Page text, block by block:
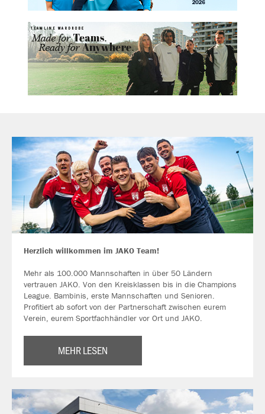
Herzlich willkommen im JAKO Team!
Mehr als 100.000 Mannschaften in über 50 Ländern
vertrauen JAKO. Von den Kreisklassen bis in die Champions
League. Bambinis, erste Mannschaften und Senioren.
Profitiert ab sofort von der Partnerschaft zwischen eurem
Verein, eurem Sportfachhändler vor Ort und JAKO.
MEHR LESEN